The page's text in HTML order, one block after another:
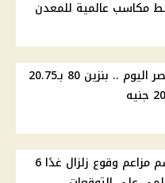
أسعار الوقود في مصر اليوم .. بنزين 80 بـ20.75
البحوث الفلكية تحسم مزاعم وقوع زلزال غدًا 6